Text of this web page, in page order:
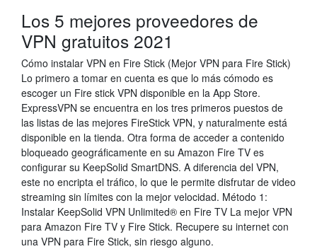
Los 5 mejores proveedores de
VPN gratuitos 2021
Cómo instalar VPN en Fire Stick (Mejor VPN para Fire Stick)
Lo primero a tomar en cuenta es que lo más cómodo es
escoger un Fire stick VPN disponible en la App Store.
ExpressVPN se encuentra en los tres primeros puestos de
las listas de las mejores FireStick VPN, y naturalmente está
disponible en la tienda. Otra forma de acceder a contenido
bloqueado geográficamente en su Amazon Fire TV es
configurar su KeepSolid SmartDNS. A diferencia del VPN,
este no encripta el tráfico, lo que le permite disfrutar de video
streaming sin límites con la mejor velocidad. Método 1:
Instalar KeepSolid VPN Unlimited® en Fire TV La mejor VPN
para Amazon Fire TV y Fire Stick. Recupere su internet con
una VPN para Fire Stick, sin riesgo alguno.